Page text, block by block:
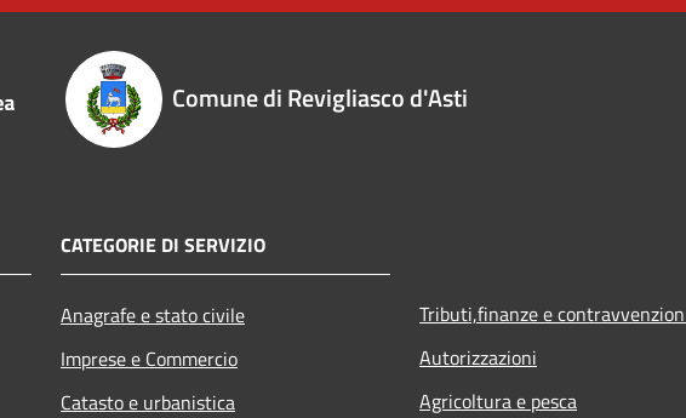
Comune di Revigliasco d'Asti
CATEGORIE DI SERVIZIO
Anagrafe e stato civile
Imprese e Commercio
Catasto e urbanistica
Tributi,finanze e
Autorizzazioni
Agricoltura e pesca